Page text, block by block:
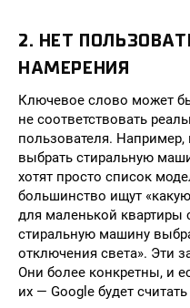
2. НЕТ
НАМЕРЕНИЯ
Ключевое слово может
не соответствовать
пользователя.
выбрать стиральную
хотят просто список
большинство ищут
для маленькой квартиры
стиральную машину
отключения света». Эти
Они более конкретны, и
их — Google будет